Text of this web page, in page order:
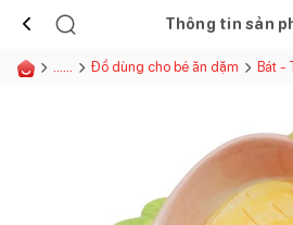
Thông tin sản
...... Đồ dùng cho bé ăn dặm Bát -